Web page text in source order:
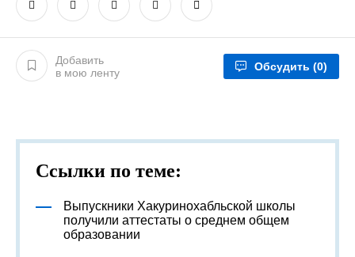
Добавить
в мою ленту
Обсудить (0)
Ссылки по теме:
Выпускники Хакуринохабльской школы
получили аттестаты о среднем общем
образовании